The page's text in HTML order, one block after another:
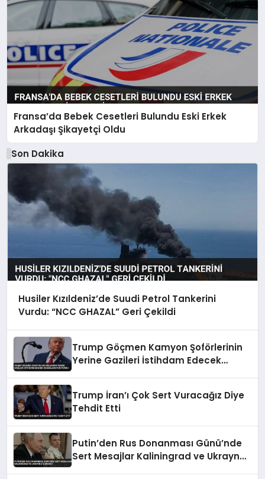
Fransa’da Bebek Cesetleri Bulundu Eski Erkek
Arkadaşı Şikayetçi Oldu
Son Dakika
Husiler Kızıldeniz’de Suudi Petrol Tankerini
Vurdu: “NCC GHAZAL” Geri Çekildi
Trump Göçmen Kamyon Şoförlerinin
Yerine Gazileri İstihdam Edecek
Trump İran’ı Çok Sert Vuracağız Diye
Tehdit Etti
Putin’den Rus Donanması Günü’nde
Sert Mesajlar Kaliningrad ve Ukrayna